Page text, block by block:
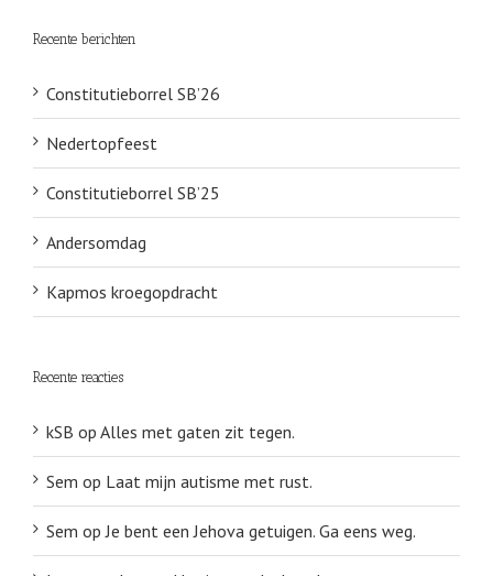
Recente berichten
Constitutieborrel SB’26
Nedertopfeest
Constitutieborrel SB’25
Andersomdag
Kapmos kroegopdracht
Recente reacties
kSB op Alles met gaten zit tegen.
Sem op Laat mijn autisme met rust.
Sem opJe bent een Jehova getuigen. Ga eens weg.